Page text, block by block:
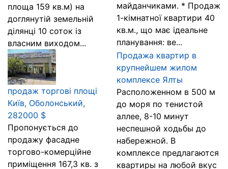
площа 159 кв.м) на
доглянутій земельній
ділянці 10 соток із
власним виходом...
майданчиками. * Продаж
1-кімнатної квартири 40
кв.м., що має ідеальне
планування: ве...
продаж торгові площі
Київ, Оболонський,
282000 $
Пропонується до
продажу фасадне
торгово-комерційне
приміщення 167,3 кв. з
Продажа квартир в
крупнейшем жилом
комплексе Ялты
Расположенном в 500 м
до моря по тенистой
аллее, 8-10 минут
неспешной ходьбы до
набережной. В
комплексе предлагаются
квартиры на любой вкус